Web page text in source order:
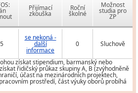
Přijímací
zkouška
Roční
školné
Možnost
studia pro
ZP
se nekoná -
další
informace
0 Sluchově
získat stipendium, barmanský nebo
řidičský průkaz skupiny A, B (zvýhodněně
účast na mezinárodních projektech,
prostředí, část výuky oborů probíhá